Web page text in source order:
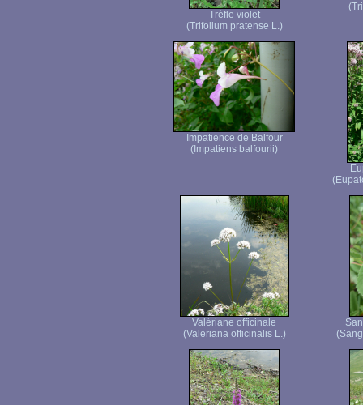
Trèfle violet
(Trifolium pratense L.)
Impatience de Balfour
(Impatiens balfourii)
Valériane officinale
(Valeriana officinalis L.)